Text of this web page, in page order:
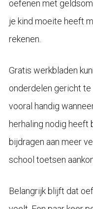
oefenen met
je kind moeite heeft
rekenen.
Gratis werkbladen
onderdelen gericht te
vooral handig
herhaling nodig heeft
bijdragen aan meer
school toetsen
Belangrijk blijft dat